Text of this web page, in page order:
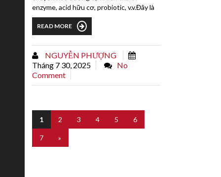
enzyme, acid hữu cơ, probiotic, v.v.Đây là
một phương pháp lên men truyền thống,
tận dụng nguồn nguyên liệu rẻ tiền, dễ
kiếm để tạo ra sản phẩm có giá trị sinh
học cao. Lợi ích của nước mía lên men1.
Hỗ trợ tiêu hóa và thanh lọc cơ thểNước
mía lên...
READ MORE
NGUYỄN PHƯỢNG
Tháng 7 30, 2025
No
Comment
1 2 3 4 5 6
7 »